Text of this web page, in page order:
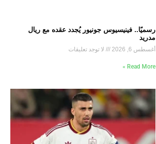
رسميًا.. فينيسيوس جونيور يُجدد عقده مع ريال
مدريد
أغسطس 6, 2026 لا توجد تعليقات
Read More »